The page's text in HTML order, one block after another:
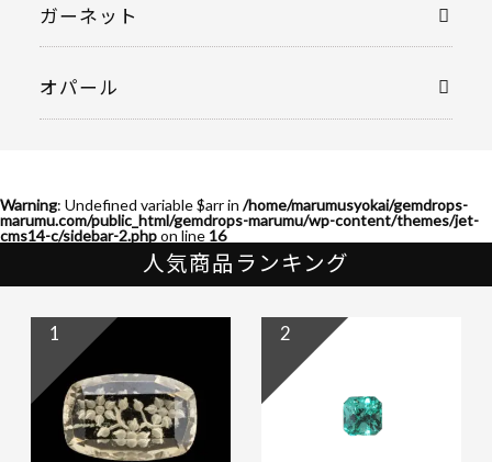
ガーネット
オパール
Warning: Undefined variable $arr in /home/marumusyokai/gemdrops-
marumu.com/public_html/gemdrops-marumu/wp-content/themes/jet-
cms14-c/sidebar-2.phpon line 16
人気商品ランキング
1 2